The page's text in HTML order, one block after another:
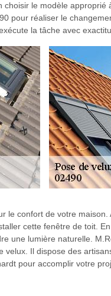
choisir le modèle
pour réaliser le
la tâche avec
le confort de votre
cette fenêtre de toit.
une lumière naturelle.
Il dispose des
pour accomplir votre